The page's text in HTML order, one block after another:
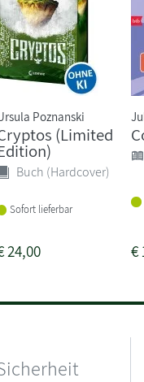
Poznanski
(Limited
Buch (Hardcover)
Sofort lieferbar
24,00 €